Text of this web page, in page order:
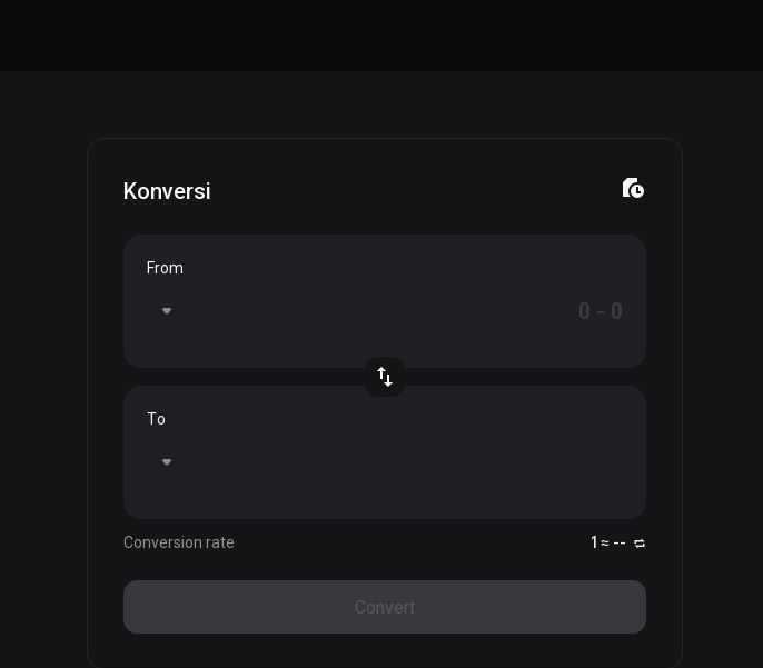
Konversi
From
To
Conversion rate 1 ≈ --
Convert